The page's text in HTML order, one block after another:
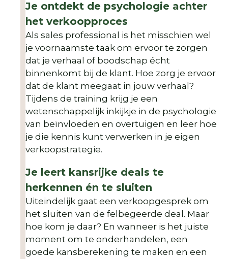
Je ontdekt de psychologie achter
het verkoopproces
Als sales professional is het misschien wel
je voornaamste taak om ervoor te zorgen
dat je verhaal of boodschap écht
binnenkomt bij de klant. Hoe zorg je ervoor
dat de klant meegaat in jouw verhaal?
Tijdens de training krijg je een
wetenschappelijk inkijkje in de psychologie
van beïnvloeden en overtuigen en leer hoe
je die kennis kunt verwerken in je eigen
verkoopstrategie.
Je leert kansrijke deals te
herkennen én te sluiten
Uiteindelijk gaat een verkoopgesprek om
het sluiten van de felbegeerde deal. Maar
hoe kom je daar? En wanneer is het juiste
moment om te onderhandelen, een
goede kansberekening te maken en een